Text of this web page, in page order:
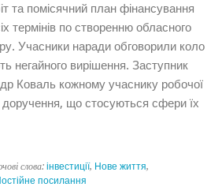
та помісячний план фінансування
термінів по створенню обласного
Учасники наради обговорили коло
негайного вирішення. Заступник
Коваль кожному учаснику робочої
доручення, що стосуються сфери їх
слова: інвестиції, Нове життя,
посилання